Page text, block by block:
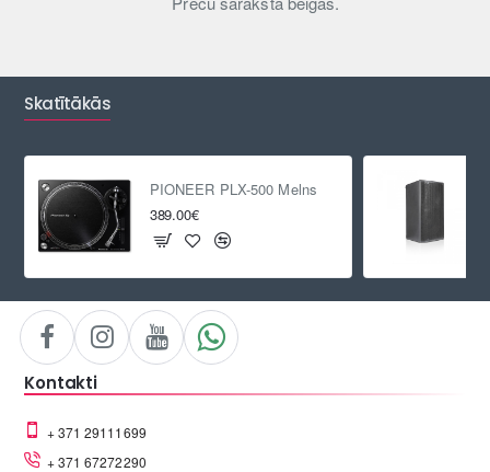
Skatītākās
PIONEER PLX-500 Melns
389.00€
Kontakti
+ 371 29111699
+ 371 67272290